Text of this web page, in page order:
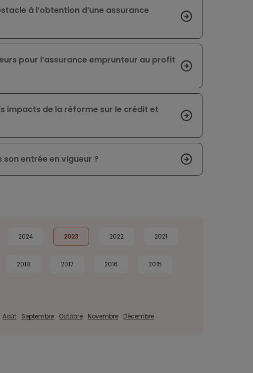
à l’obtention d’une assurance
pour l’assurance emprunteur au profit
impacts de la réforme sur le crédit et
son entrée en vigueur ?
2024 2023 2022 2021
2018 2017 2016 2015
Août Septembre Octobre Novembre Décembre